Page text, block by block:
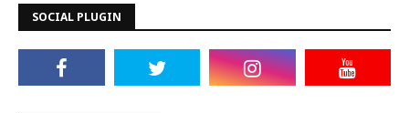
SOCIAL PLUGIN